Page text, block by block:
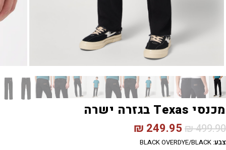
מכנסי Texas בגזרה ישרה
₪499.90
₪ 249.95
צבע:
BLACK OVERDYE/BLACK